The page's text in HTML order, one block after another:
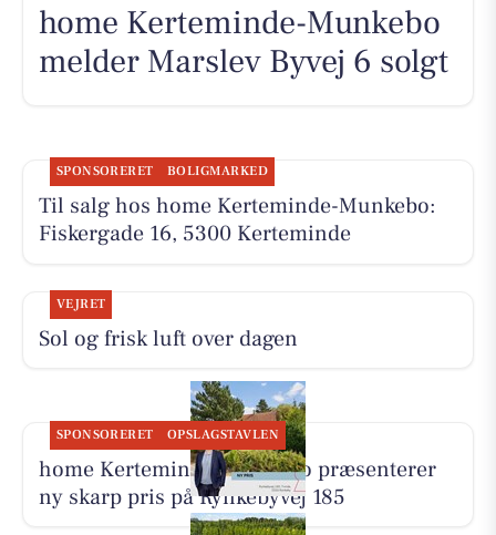
home Kerteminde-Munkebo
melder Marslev Byvej 6 solgt
SPONSORERET BOLIGMARKED
Til salg hos home Kerteminde-Munkebo:
Fiskergade 16, 5300 Kerteminde
VEJRET
Sol og frisk luft over dagen
SPONSORERET OPSLAGSTAVLEN
home Kerteminde-Munkebo præsenterer
ny skarp pris på Rynkebyvej 185